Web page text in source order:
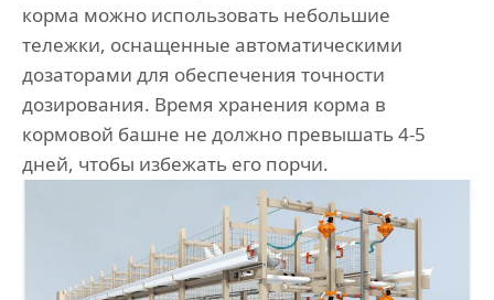
корма можно использовать небольшие
тележки, оснащенные автоматическими
дозаторами для обеспечения точности
дозирования. Время хранения корма в
кормовой башне не должно превышать 4-5
дней, чтобы избежать его порчи.